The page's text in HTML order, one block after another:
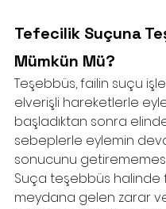
Tefecilik Suçuna
Mümkün Mü?
Teşebbüs, failin suçu
elverişli hareketlerle
başladıktan sonra
sebeplerle eylemin
sonucunu
Suça teşebbüs halinde
meydana gelen zarar